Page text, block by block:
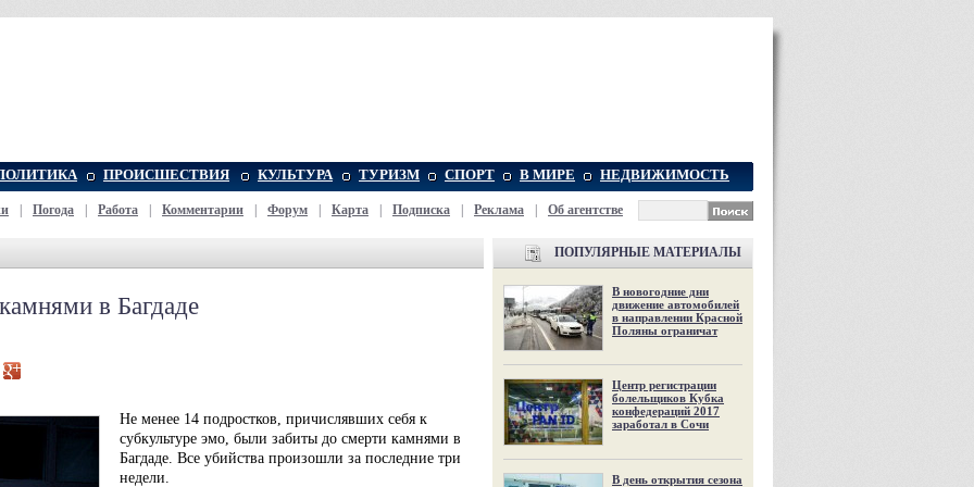
ПРОИСШЕСТВИЯ КУЛЬТУРА ТУРИЗМ СПОРТ В МИРЕ НЕДВИЖИМОСТЬ
Погода Работа Комментарии Форум Карта Подписка Реклама Об агентстве
в Багдаде
Не менее 14 подростков, причислявших себя к
субкультуре эмо, были забиты до смерти камнями в
Багдаде. Все убийства произошли за последние три
недели.
ПОПУЛЯРНЫЕ МАТЕРИАЛЫ
В новогодние дни
движение автомобилей
в направлении Красной
Поляны ограничат
Центр регистрации
болельщиков Кубка
конфедераций 2017
заработал в Сочи
В день открытия сезона